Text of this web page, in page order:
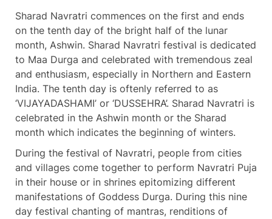
Sharad Navratri commences on the first and ends
on the tenth day of the bright half of the lunar
month, Ashwin. Sharad Navratri festival is dedicated
to Maa Durga and celebrated with tremendous zeal
and enthusiasm, especially in Northern and Eastern
India. The tenth day is oftenly referred to as
‘VIJAYADASHAMI’ or ‘DUSSEHRA’. Sharad Navratri is
celebrated in the Ashwin month or the Sharad
month which indicates the beginning of winters.
During the festival of Navratri, people from cities
and villages come together to perform Navratri Puja
in their house or in shrines epitomizing different
manifestations of Goddess Durga. During this nine
day festival chanting of mantras, renditions of